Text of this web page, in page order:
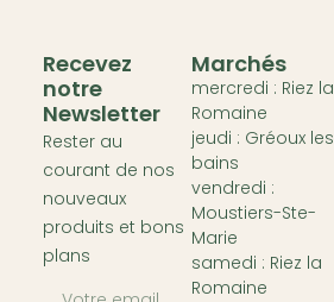
Recevez
notre
Newsletter
Rester au
courant de nos
nouveaux
produits et bons
plans
Marchés
mercredi : Riez la
Romaine
jeudi : Gréoux les
bains
vendredi :
Moustiers-Ste-
Marie
samedi : Riez la
Romaine